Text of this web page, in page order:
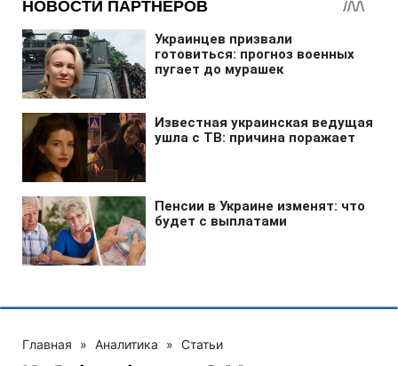
Главная » Аналитика » Статьи